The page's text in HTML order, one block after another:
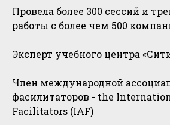
Провела более 300 сессий и
работы с более чем 500
Эксперт учебного центра
Член международной
фасилитаторов - the
Facilitators (IAF)